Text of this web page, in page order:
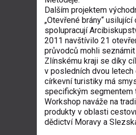
Dalším projektem
„Otevřené brány“
spolupracují
2011 navštívilo 21
průvodců mohli
Zlínskému kraji se díky
v posledních dvou
církevní turistiky má
specifickým segmentem
Workshop naváže na
produkty v oblasti
dědictví Moravy a